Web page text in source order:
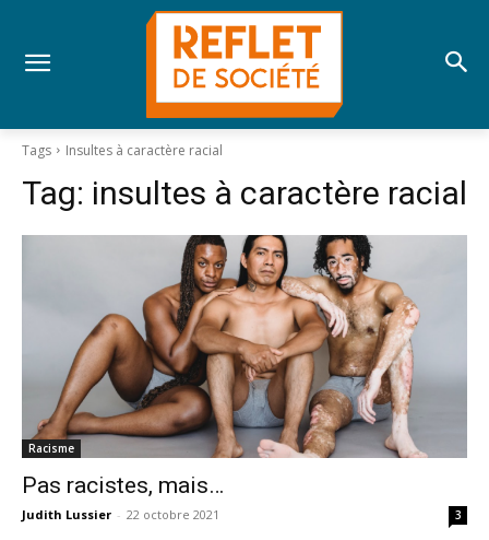
Tags Insultes à caractère racial
Tag: insultes à caractère racial
Racisme
Pas racistes, mais…
Judith Lussier - 22 octobre 2021 3